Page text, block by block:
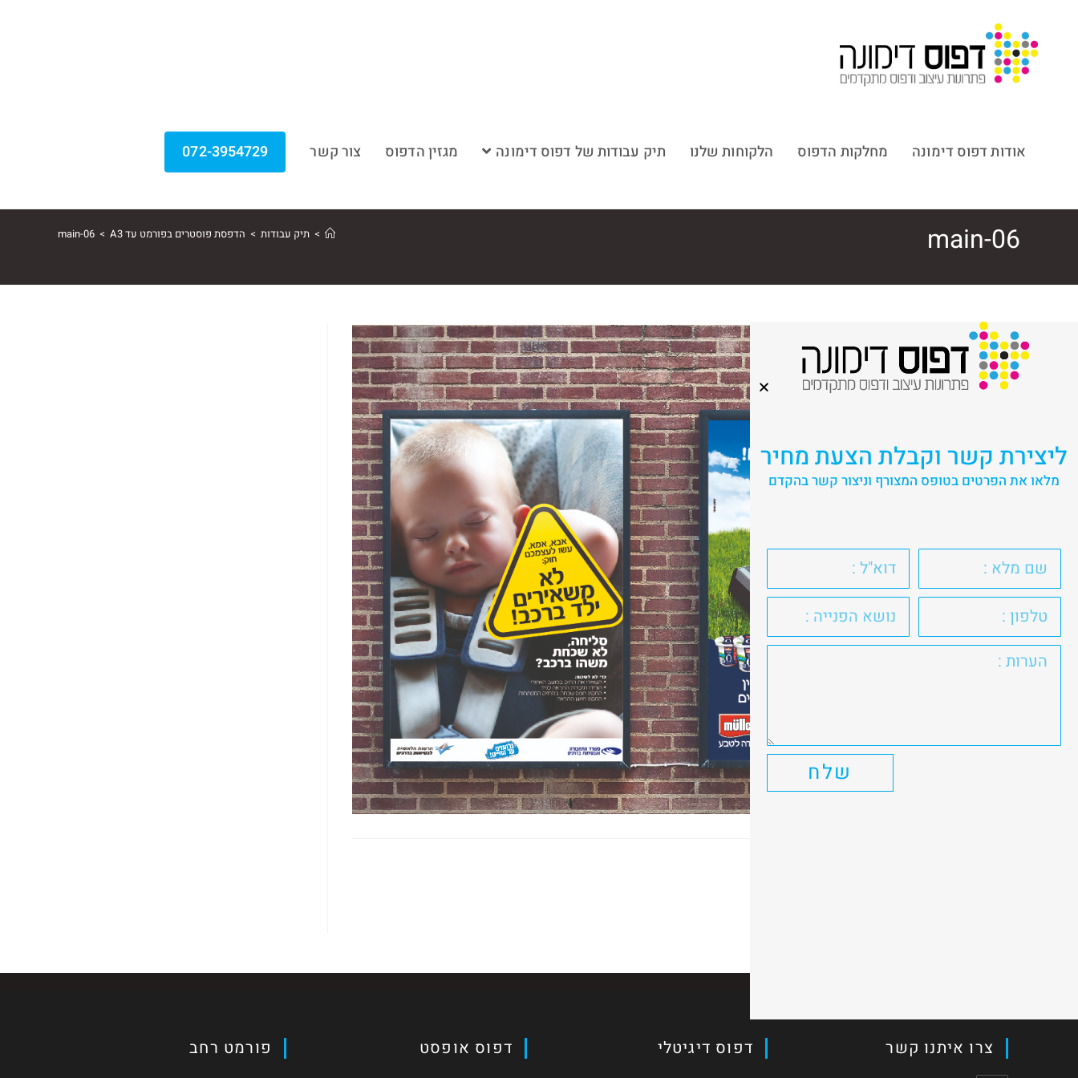
אודות דפוס דימונה מחלקות הדפוס הלקוחות שלנו תיק עבודות של דפוס דימונה מגזין הדפוס צור קשר 072-3954729
main-06
> תיק עבודות > הדפסת פוסטרים בפורמט עד A3 >
main-06
צרו איתנו קשר דפוס דיגיטלי דפוס אופסט פורמט רחב
ליצירת קשר וקבלת הצעת מחיר
מלאו את הפרטים בטופס המצורף וניצור קשר בהקדם
שלח